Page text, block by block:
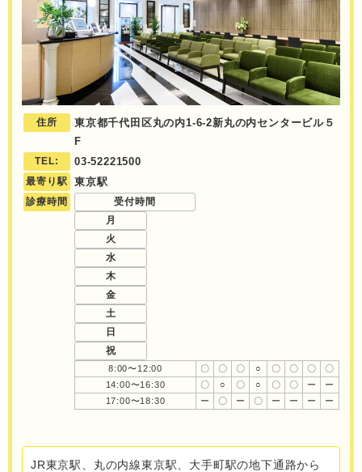
住所
東京都千代田区丸の内1-6-2新丸の内センタービル５
F
TEL: 03-52221500
最寄り駅 東京駅
診療時間
受付時間
月
火
水
木
金
土
日
祝
8:00〜12:00 〇 〇 〇 ○ 〇 〇 〇
〇
14:00〜16:30
〇 ○ 〇 ○ 〇 〇 ー
ー
17:00〜18:30
ー 〇 ー 〇 ー ー ー ー
JR東京駅、丸の内線東京駅、大手町駅の地下通路から